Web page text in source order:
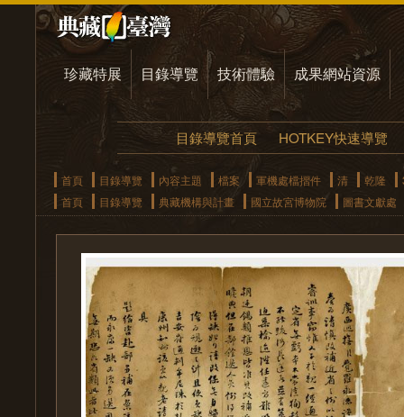
珍藏特展 目錄導覽 技術體驗 成果網站資源
目錄導覽首頁 HOTKEY快速導覽
首頁 目錄導覽 內容主題 檔案 軍機處檔摺件 清 乾隆
首頁
目錄導覽 典藏機構與計畫 國立故宮博物院 圖書文獻處